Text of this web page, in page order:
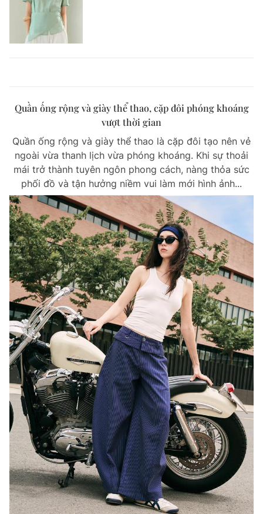
Quần ống rộng và giày thể thao, cặp đôi phóng khoáng
vượt thời gian
Quần ống rộng và giày thể thao là cặp đôi tạo nên vẻ
ngoài vừa thanh lịch vừa phóng khoáng. Khi sự thoải
mái trở thành tuyên ngôn phong cách, nàng thỏa sức
phối đồ và tận hưởng niềm vui làm mới hình ảnh...